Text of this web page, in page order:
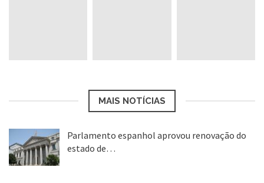
MAIS NOTÍCIAS
Parlamento espanhol aprovou renovação do
estado de…